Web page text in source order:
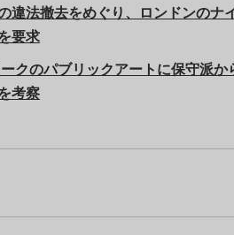
違法撤去をめぐり、ロンドンのナ
要求
クのパブリックアートに保守派
考察